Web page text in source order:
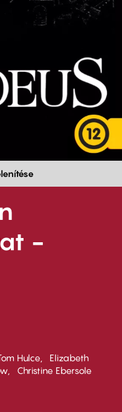
-
Hulce
Elizabeth
Christine Ebersole